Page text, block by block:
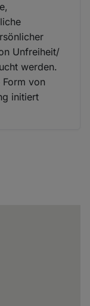
Unfreiheit/
werden.
Form von
initiert